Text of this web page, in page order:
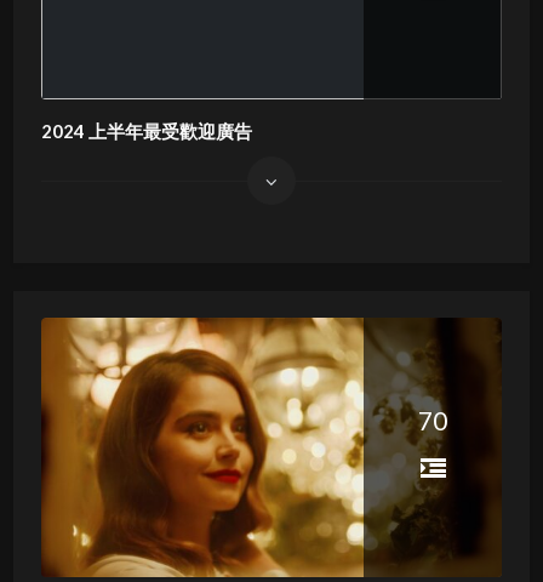
2024 上半年最受歡迎廣告
70